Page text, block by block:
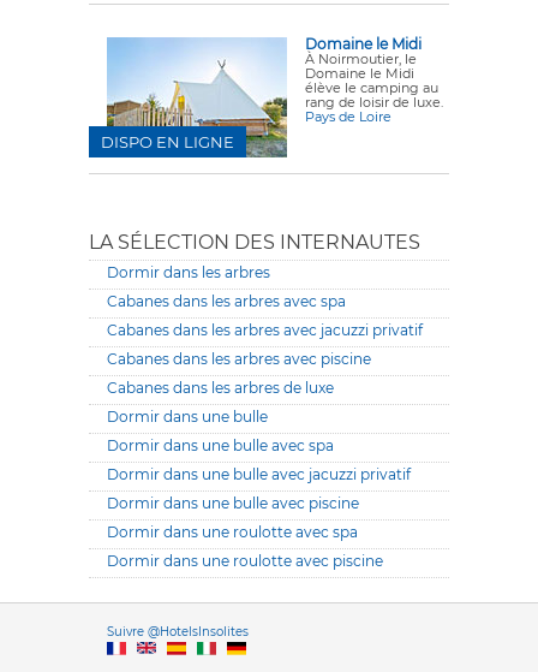
Domaine le Midi
À Noirmoutier, le
Domaine le Midi
élève le camping au
rang de loisir de luxe.
Pays de Loire
DISPO EN LIGNE
LA SÉLECTION DES INTERNAUTES
Dormir dans les arbres
Cabanes dans les arbres avec spa
Cabanes dans les arbres avec jacuzzi privatif
Cabanes dans les arbres avec piscine
Cabanes dans les arbres de luxe
Dormir dans une bulle
Dormir dans une bulle avec spa
Dormir dans une bulle avec jacuzzi privatif
Dormir dans une bulle avec piscine
Dormir dans une roulotte avec spa
Dormir dans une roulotte avec piscine
Suivre @HotelsInsolitesVersione